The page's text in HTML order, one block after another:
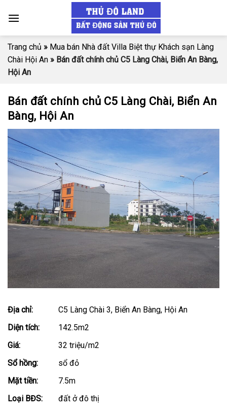
Trang chủ » Mua bán Nhà đất Villa Biệt thự Khách sạn Làng
Chài Hội An » Bán đất chính chủ C5 Làng Chài, Biển An Bàng,
Hội An
Bán đất chính chủ C5 Làng Chài, Biển An
Bàng, Hội An
Địa chỉ:
C5 Làng Chài 3, Biển An Bàng, Hội An
Diện tích:
142.5m2
Giá:
32 triệu/m2
Sổ hồng:
sổ đỏ
Mặt tiền:
7.5m
Loại BĐS:
đất ở đô thị